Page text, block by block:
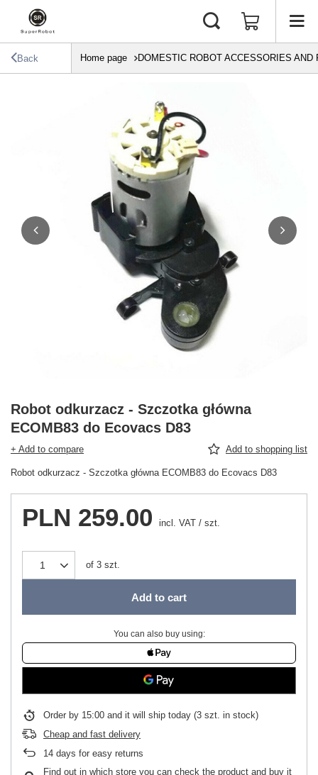
Back Home page DOMESTIC ROBOT ACCESSORIES AND
Robot odkurzacz - Szczotka główna
ECOMB83 do Ecovacs D83
+ Add to compare Add to shopping list
Robot odkurzacz - Szczotka główna ECOMB83 do Ecovacs D83
PLN 259.00 incl. VAT / szt.
of 3 szt.
Add to cart
You can also buy using:
Order by 15:00 and it will ship today (3 szt. in stock)
Cheap and fast delivery
14 days for easy returns
Find out in which store you can check the product and buy it